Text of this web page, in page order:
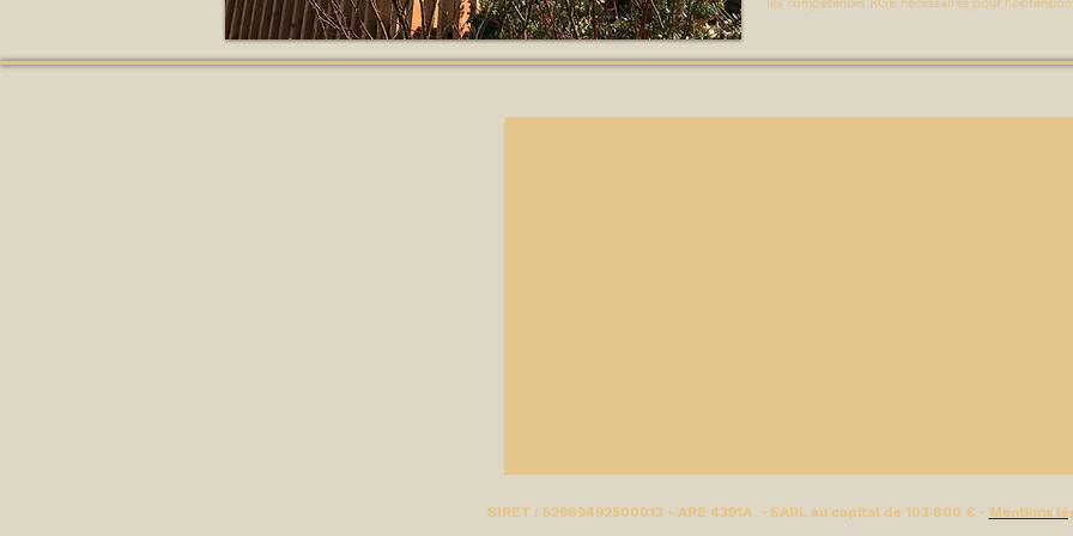
SIRET : 52989492500013 - APE 4391A - SARL au capital de 103 800 € - Mentions